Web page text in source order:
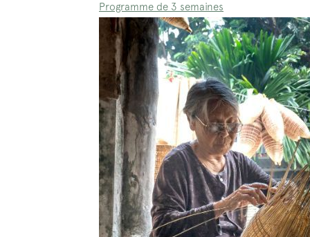
Programme de 3 semaines